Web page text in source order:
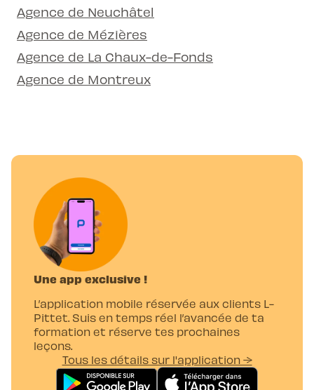
Agence de Neuchâtel
Agence de Mézières
Agence de La Chaux-de-Fonds
Agence de Montreux
Une app exclusive !
L’application mobile réservée aux clients L-
Pittet. Suis en temps réel l’avancée de ta
formation et réserve tes prochaines
leçons.
Tous les détails sur l'application →